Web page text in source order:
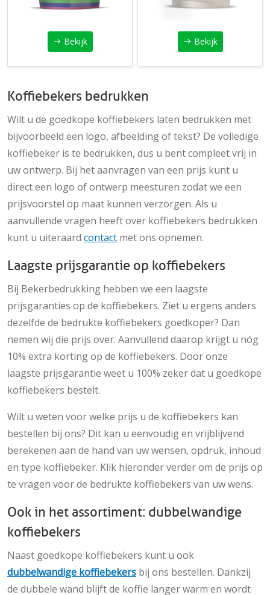
Bekijk Bekijk
Koffiebekers bedrukken
Wilt u de goedkope koffiebekers laten bedrukken met
bijvoorbeeld een logo, afbeelding of tekst? De volledige
koffiebeker is te bedrukken, dus u bent compleet vrij in
uw ontwerp. Bij het aanvragen van een prijs kunt u
direct een logo of ontwerp meesturen zodat we een
prijsvoorstel op maat kunnen verzorgen. Als u
aanvullende vragen heeft over koffiebekers bedrukken
kunt u uiteraard contact met ons opnemen.
Laagste prijsgarantie op koffiebekers
Bij Bekerbedrukking hebben we een laagste
prijsgaranties op de koffiebekers. Ziet u ergens anders
dezelfde de bedrukte koffiebekers goedkoper? Dan
nemen wij die prijs over. Aanvullend daarop krijgt u nóg
10% extra korting op de koffiebekers. Door onze
laagste prijsgarantie weet u 100% zeker dat u goedkope
koffiebekers bestelt.
Wilt u weten voor welke prijs u de koffiebekers kan
bestellen bij ons? Dit kan u eenvoudig en vrijblijvend
berekenen aan de hand van uw wensen, opdruk, inhoud
en type koffiebeker. Klik hieronder verder om de prijs op
te vragen voor de bedrukte koffiebekers van uw wens.
Ook in het assortiment: dubbelwandige
koffiebekers
Naast goedkope koffiebekers kunt u ook
dubbelwandige koffiebekers bij ons bestellen. Dankzij
de dubbele wand blijft de koffie langer warm en wordt